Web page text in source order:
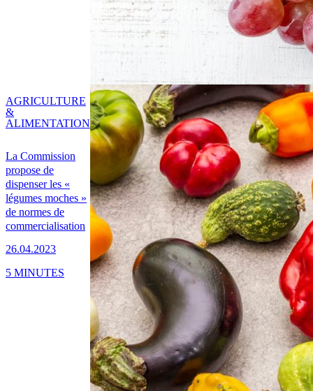
La Commission
propose de
dispenser les «
légumes moches »
de normes de
commercialisation
26.04.2023
AGRICULTURE
&
ALIMENTATION
5 MINUTES